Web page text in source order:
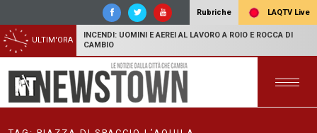
Rubriche LAQTV Live
ULTIM'ORA
INCENDI: UOMINI E AEREI AL LAVORO A ROIO E ROCCA DI
CAMBIO